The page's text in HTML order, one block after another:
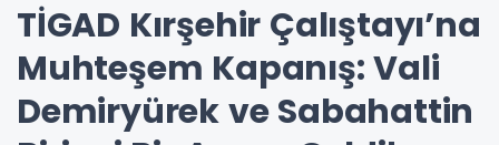
TİGAD Kırşehir Çalıştayı’na
Muhteşem Kapanış: Vali
Demiryürek ve Sabahattin